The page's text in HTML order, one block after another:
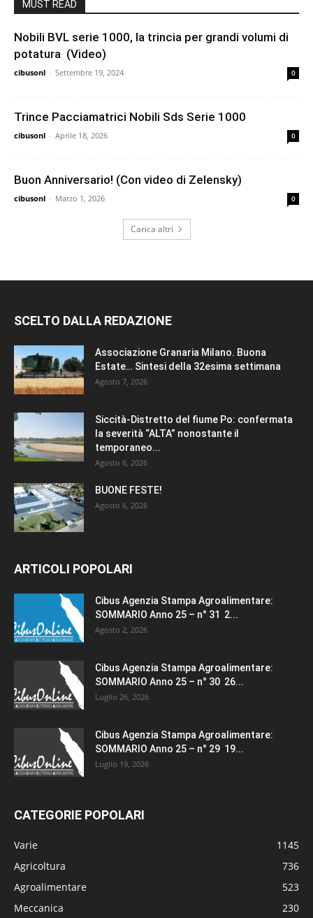
MUST READ
Nobili BVL serie 1000, la trincia per grandi volumi di
potatura (Video)
cibusonl - Settembre 19, 2024 0
Trince Pacciamatrici Nobili Sds Serie 1000
cibusonl - Aprile 18, 2026 0
Buon Anniversario! (Con video di Zelensky)
cibusonl - Marzo 1, 2026 0
Carica altri
SCELTO DALLA REDAZIONE
Associazione Granaria Milano. Buona
Estate… Sintesi della 32esima settimana
Agosto 7, 2026
Siccità-Distretto del fiume Po: confermata
la severità “ALTA” nonostante il
temporaneo...
Agosto 6, 2026
BUONE FESTE!
Agosto 6, 2026
ARTICOLI POPOLARI
Cibus Agenzia Stampa Agroalimentare:
SOMMARIO Anno 25 – n° 31 2...
Agosto 2, 2026
Cibus Agenzia Stampa Agroalimentare:
SOMMARIO Anno 25 – n° 30 26...
Luglio 26, 2026
Cibus Agenzia Stampa Agroalimentare:
SOMMARIO Anno 25 – n° 29 19...
Luglio 19, 2026
CATEGORIE POPOLARI
Varie
1145
Agricoltura
736
Agroalimentare
523
Meccanica
230